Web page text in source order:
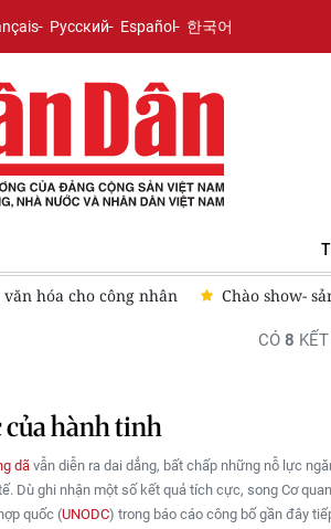
Русский Español 한국어
hóa cho công nhân Chào show-
CÓ 8
của hành tinh
dã vẫn diễn ra dai dẳng, bất chấp những nỗ lực
Dù ghi nhận một số kết quả tích cực, song Cơ quan
quốc (UNODC) trong báo cáo công bố gần đây